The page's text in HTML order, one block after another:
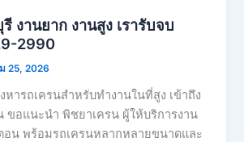
งานยาก งานสูง เรารับจบ
2990
25, 2026
ารถเครนสำหรับทำงานในที่สูง เข้าถึง
อแนะนำ พิชยาเครน ผู้ให้บริการงาน
น พร้อมรถเครนหลากหลายขนาดและ